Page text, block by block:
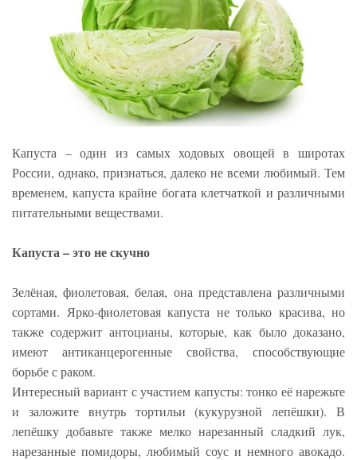
Капуста – один из самых ходовых овощей в широтах
России, однако, признаться, далеко не всеми любимый. Тем
временем, капуста крайне богата клетчаткой и различными
питательными веществами.
Капуста – это не скучно
Зелёная, фиолетовая, белая, она представлена различными
сортами. Ярко-фиолетовая капуста не только красива, но
также содержит антоцианы, которые, как было доказано,
имеют антиканцерогенные свойства, способствующие
борьбе с раком.
Интересный вариант с участием капусты: тонко её нарежьте
и заложите внутрь тортильи (кукурузной лепёшки). В
лепёшку добавьте также мелко нарезанный сладкий лук,
нарезанные помидоры, любимый соус и немного авокадо.